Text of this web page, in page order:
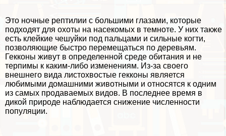
Это ночные рептилии с большими глазами, которые
подходят для охоты на насекомых в темноте. У них также
есть клейкие чешуйки под пальцами и сильные когти,
позволяющие быстро перемещаться по деревьям.
Гекконы живут в определенной среде обитания и не
терпимы к каким-либо изменениям. Из-за своего
внешнего вида листохвостые гекконы является
любимыми домашними животными и относятся к одним
из самых продаваемых видов. В последнее время в
дикой природе наблюдается снижение численности
популяции.